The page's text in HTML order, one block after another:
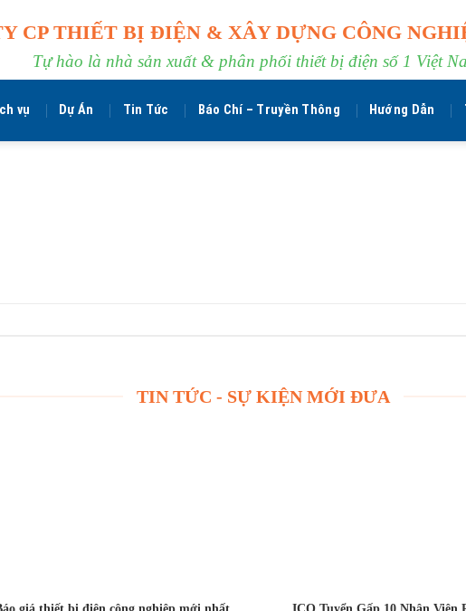
CP THIẾT BỊ ĐIỆN & XÂY DỰNG CÔNG
Tự hào là nhà sản xuất & phân phối thiết bị điện số 1 Việt
vụ Dự Án Tin Tức Báo Chí – Truyền Thông Hướng Dẫn
TIN TỨC - SỰ KIỆN MỚI ĐƯA